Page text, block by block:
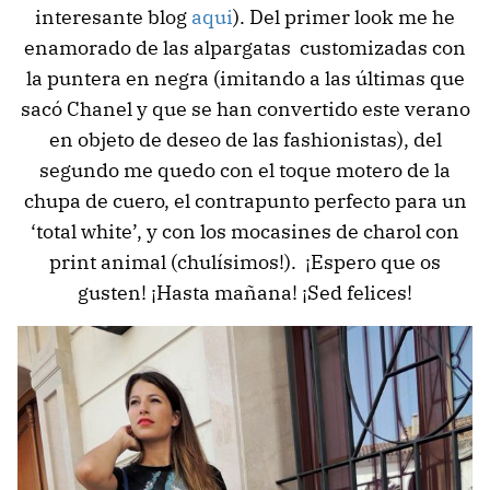
interesante blog aqui). Del primer look me he
enamorado de las alpargatas customizadas con
la puntera en negra (imitando a las últimas que
sacó Chanel y que se han convertido este verano
en objeto de deseo de las fashionistas), del
segundo me quedo con el toque motero de la
chupa de cuero, el contrapunto perfecto para un
‘total white’, y con los mocasines de charol con
print animal (chulísimos!). ¡Espero que os
gusten! ¡Hasta mañana! ¡Sed felices!